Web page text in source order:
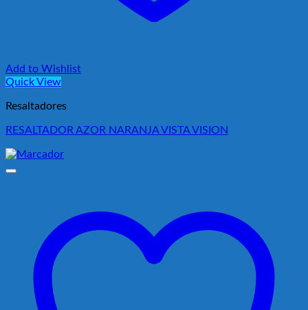
Add to Wishlist
Quick View
Resaltadores
RESALTADOR AZOR NARANJA VISTA VISION